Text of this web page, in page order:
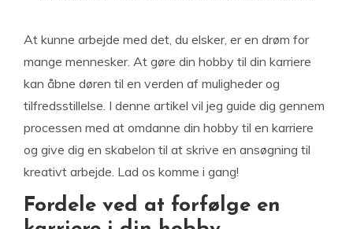
At kunne arbejde med det, du elsker, er en drøm for
mange mennesker. At gøre din hobby til din karriere
kan åbne døren til en verden af muligheder og
tilfredsstillelse. I denne artikel vil jeg guide dig gennem
processen med at omdanne din hobby til en karriere
og give dig en skabelon til at skrive en ansøgning til
kreativt arbejde. Lad os komme i gang!
Fordele ved at forfølge en